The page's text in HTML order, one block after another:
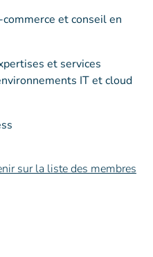
et conseil en
et services
IT et cloud
sur la liste des membres